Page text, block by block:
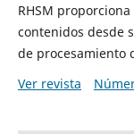
RHSM
contenidos desde
de procesamiento
Ver revista